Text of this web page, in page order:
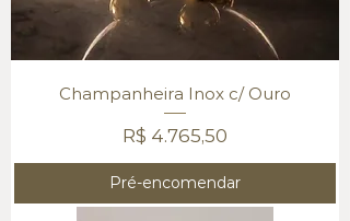
Champanheira Inox c/ Ouro
Preço
R$ 4.765,50
Pré-encomendar